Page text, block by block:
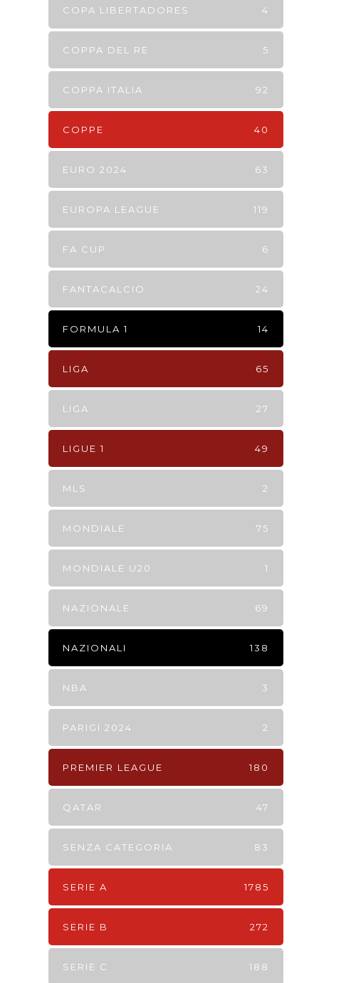
COPA LIBERTADORES 4
COPPA DEL RE 5
COPPA ITALIA 92
COPPE 40
EURO 2024 63
EUROPA LEAGUE 119
FA CUP 6
FANTACALCIO 24
FORMULA 1 14
LIGA 65
LIGA 27
LIGUE 1 49
MLS 2
MONDIALE 75
MONDIALE U20 1
NAZIONALE 69
NAZIONALI 138
NBA 3
PARIGI 2024 2
PREMIER LEAGUE 180
QATAR 47
SENZA CATEGORIA 83
SERIE A 1785
SERIE B 272
SERIE C 188